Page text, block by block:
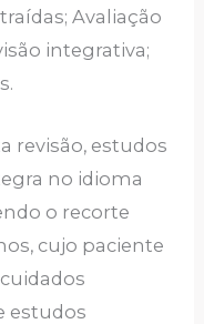
Avaliação
integrativa;
estudos
no idioma
o recorte
cujo paciente
estudos